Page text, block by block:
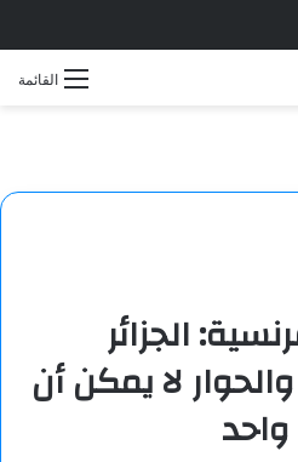
بقلم: مريم باتردوك
القائمة
الجزائر
لا يمكن أن